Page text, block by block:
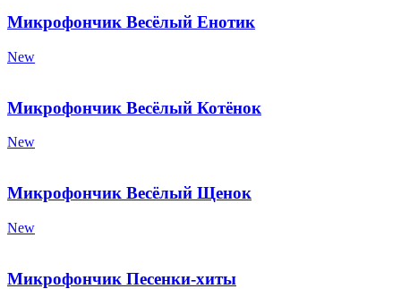
Микрофончик Весёлый Енотик
New
Микрофончик Весёлый Котёнок
New
Микрофончик Весёлый Щенок
New
Микрофончик Песенки-хиты